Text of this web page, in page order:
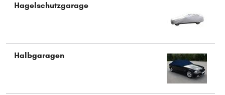
Hersteller wählen
Typ wählen
Hagelschutzgarage
Halbgaragen